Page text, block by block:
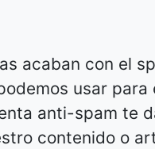
acaban con el
usar
anti-spam te
contenido o